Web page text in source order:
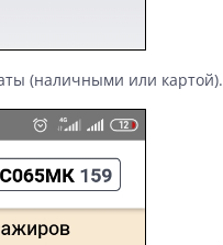
(наличными или картой).